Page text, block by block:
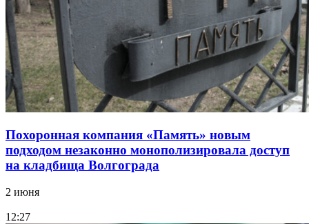
Похоронная компания «Память» новым
подходом незаконно монополизировала доступ
на кладбища Волгограда
2 июня
12:27